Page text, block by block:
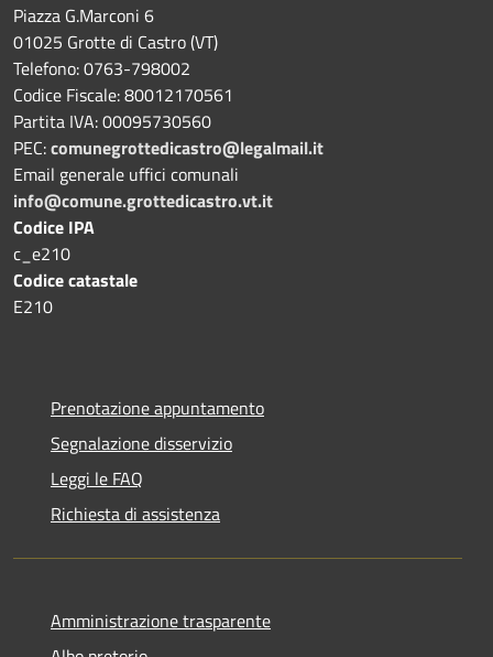
Piazza G.Marconi 6
01025 Grotte di Castro (VT)
Telefono: 0763-798002
Codice Fiscale: 80012170561
Partita IVA: 00095730560
PEC:comunegrottedicastro@legalmail.it
Email generale uffici comunali
info@comune.grottedicastro.vt.it
Codice IPA
c_e210
Codice catastale
E210
Prenotazione appuntamento
Segnalazione disservizio
Leggi le FAQ
Richiesta di assistenza
Amministrazione trasparente